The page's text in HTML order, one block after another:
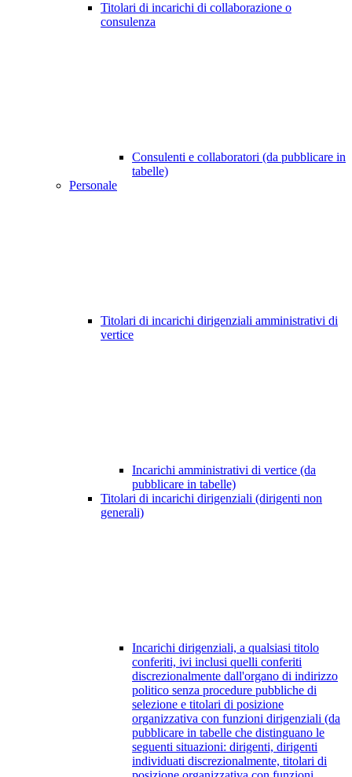
Titolari di incarichi di collaborazione o
consulenza
Consulenti e collaboratori (da pubblicare in
tabelle)
Personale
Titolari di incarichi dirigenziali amministrativi di
vertice
Incarichi amministrativi di vertice (da
pubblicare in tabelle)
Titolari di incarichi dirigenziali (dirigenti non
generali)
Incarichi dirigenziali, a qualsiasi titolo
conferiti, ivi inclusi quelli conferiti
discrezionalmente dall'organo di indirizzo
politico senza procedure pubbliche di
selezione e titolari di posizione
organizzativa con funzioni dirigenziali (da
pubblicare in tabelle che distinguano le
seguenti situazioni: dirigenti, dirigenti
individuati discrezionalmente, titolari di